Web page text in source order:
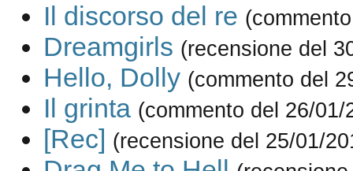
Il discorso del re
Dreamgirls (recensione del
Hello, Dolly (commento del
Il grinta (commento del 26/01/
[Rec] (recensione del 25/01/